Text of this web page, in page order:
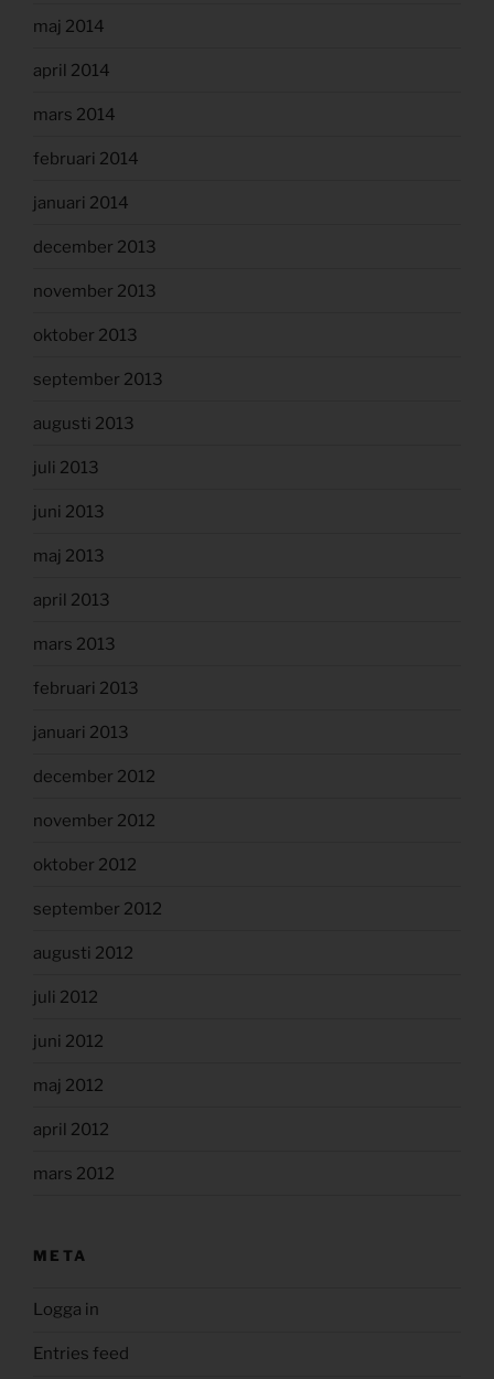
maj 2014
april 2014
mars 2014
februari 2014
januari 2014
december 2013
november 2013
oktober 2013
september 2013
augusti 2013
juli 2013
juni 2013
maj 2013
april 2013
mars 2013
februari 2013
januari 2013
december 2012
november 2012
oktober 2012
september 2012
augusti 2012
juli 2012
juni 2012
maj 2012
april 2012
mars 2012
META
Logga in
Entries feed